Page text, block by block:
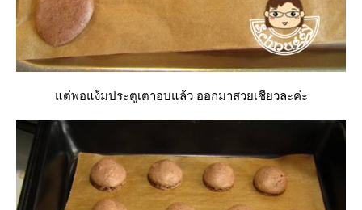
ต่พอแง้มประตูเตาอบแล้ว ออกมาสวยเชียวละค่ะ